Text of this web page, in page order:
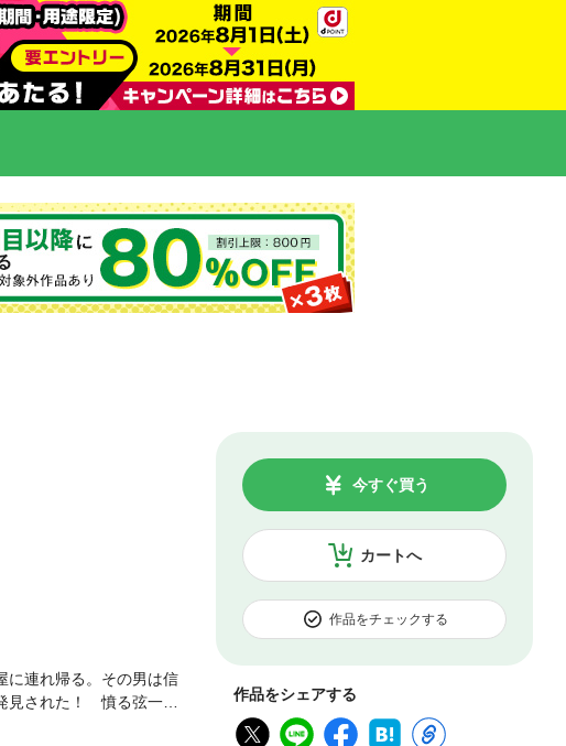
カートへ
今すぐ買う
作品をチェックする
作品をシェアする
連れ帰る。その男は信
見された！ 憤る弦一郎
継ぎ問題に絡む政争の